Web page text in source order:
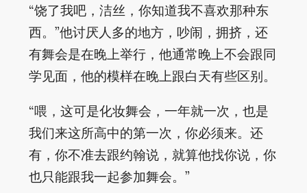
“饶了我吧，洁丝，你知道我不喜欢那种东
西。”他讨厌人多的地方，吵闹，拥挤，还
有舞会是在晚上举行，他通常晚上不会跟同
学见面，他的模样在晚上跟白天有些区别。
“喂，这可是化妆舞会，一年就一次，也是
我们来这所高中的第一次，你必须来。还
有，你不准去跟约翰说，就算他找你说，你
也只能跟我一起参加舞会。”